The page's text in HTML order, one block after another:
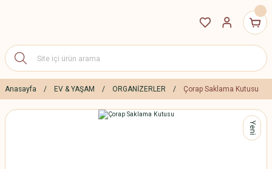
Anasayfa EV & YAŞAM ORGANİZERLER Çorap Saklama Kutusu
Yeni